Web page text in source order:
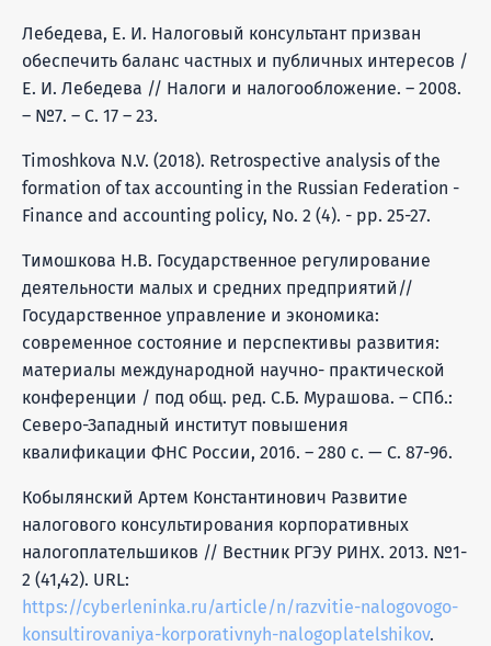
Лебедева, Е. И. Налоговый консультант призван
обеспечить баланс частных и публичных интересов /
Е. И. Лебедева // Налоги и налогообложение. – 2008.
– №7. – С. 17 – 23.
Timoshkova N.V. (2018). Retrospective analysis of the
formation of tax accounting in the Russian Federation -
Finance and accounting policy, No. 2 (4). - pp. 25-27.
Тимошкова Н.В. Государственное регулирование
деятельности малых и средних предприятий//
Государственное управление и экономика:
современное состояние и перспективы развития:
материалы международной научно- практической
конференции / под общ. ред. С.Б. Мурашова. – СПб.:
Северо-Западный институт повышения
квалификации ФНС России, 2016. – 280 с. — С. 87-96.
Кобылянский Артем Константинович Развитие
налогового консультирования корпоративных
налогоплательшиков // Вестник РГЭУ РИНХ. 2013. №1-
2 (41,42). URL:
https://cyberleninka.ru/article/n/razvitie-nalogovogo-
konsultirovaniya-korporativnyh-nalogoplatelshikov.